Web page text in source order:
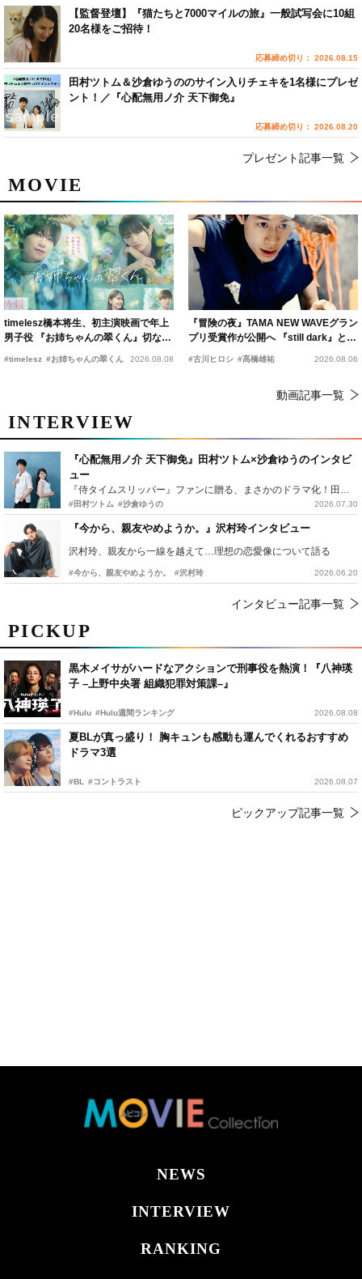
PICKUP
黒木メイサがハードなアクションで刑事役を熱演！『八神瑛
子 –上野中央署 組織犯罪対策課–』
#Hulu #Hulu週間ランキング 2026.08.08
夏BLが真っ盛り！ 胸キュンも感動も運んでくれるおすすめ
ドラマ3選
#BL #コントラスト 2026.08.07
ピックアップ記事一覧
MOVIE
timelesz橋本将生、初主演映画で年上
男子役 『お姉ちゃんの翠くん』切ない
恋の幕開けを予感
#timelesz #お姉ちゃんの翠くん 2026.08.08
『冒険の夜』TAMA NEW WAVEグラン
プリ受賞作が公開へ 『still dark』と同
時上映決定
#古川ヒロシ #髙橋雄祐 2026.08.06
動画記事一覧
INTERVIEW
『心配無用ノ介 天下御免』田村ツトム×沙倉ゆうのインタビ
ュー
『侍タイムスリッパー』ファンに贈る、まさかのドラマ化！田村ツトム×沙倉ゆうのが語る『心配無用ノ介』撮影秘話
#田村ツトム #沙倉ゆうの 2026.07.30
『今から、親友やめようか。』沢村玲インタビュー
沢村玲、親友から一線を越えて…理想の恋愛像について語る
#今から、親友やめようか。 #沢村玲 2026.06.20
インタビュー記事一覧
【監督登壇】『猫たちと7000マイルの旅』一般試写会に10組
20名様をご招待！
応募締め切り： 2026.08.15
田村ツトム＆沙倉ゆうののサイン入りチェキを1名様にプレゼ
ント！／『心配無用ノ介 天下御免』
応募締め切り： 2026.08.20
プレゼント記事一覧
NEWS
INTERVIEW
RANKING